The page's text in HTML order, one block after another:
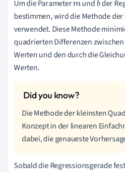
Um die Parametermundbder
bestimmen, wird die Methode
verwendet. Diese Methode
quadrierten Differenzen
Werten und den durch die
Werten.
Die Methode der kleinsten
Konzept in der linearen
dabei, die genaueste
Sobald die Regressionsgerade